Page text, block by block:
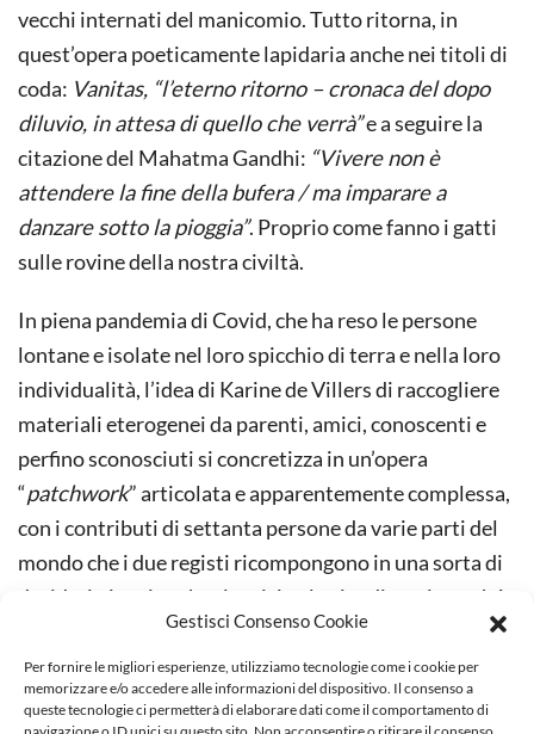
Gestisci Consenso Cookie
Per fornire le migliori esperienze, utilizziamo tecnologie come i cookie per
memorizzare e/o accedere alle informazioni del dispositivo. Il consenso a
queste tecnologie ci permetterà di elaborare dati come il comportamento di
vecchi internati del manicomio. Tutto ritorna, in
quest’opera poeticamente lapidaria anche nei titoli di
coda: Vanitas, “l’eterno ritorno – cronaca del dopo
diluvio, in attesa di quello che verrà”e a seguire la
citazione del Mahatma Gandhi: “Vivere non è
attendere la fine della bufera / ma imparare a
danzare sotto la pioggia”. Proprio come fanno i gatti
sulle rovine della nostra civiltà.
In piena pandemia di Covid, che ha reso le persone
lontane e isolate nel loro spicchio di terra e nella loro
individualità, l’idea di Karine de Villers di raccogliere
materiali eterogenei da parenti, amici, conoscenti e
perfino sconosciuti si concretizza in un’opera
“patchwork” articolata e apparentemente complessa,
con i contributi di settanta persone da varie parti del
mondo che i due registi ricompongono in una sorta di
desiderio iconico che riavvicina le vite di tutti, perché
“ogni immagine porta sempre in sé il ritratto intimo di
chi l’ha creata”.Isole(2021) diventa così una raccolta
variegata e a suo modo armoniosa di pagine a volte